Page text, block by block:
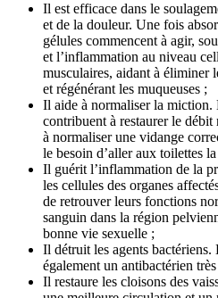
Il est efficace dans le
et de la douleur. Une fois
gélules commencent à agir,
et l’inflammation au niveau
musculaires, aidant à éliminer
et régénérant les muqueuses ;
Il aide à normaliser la
contribuent à restaurer le
à normaliser une vidange
le besoin d’aller aux toilettes
Il guérit l’inflammation de la
les cellules des organes
de retrouver leurs fonctions
sanguin dans la région
bonne vie sexuelle ;
Il détruit les agents
également un antibactérien
Il restaure les cloisons des